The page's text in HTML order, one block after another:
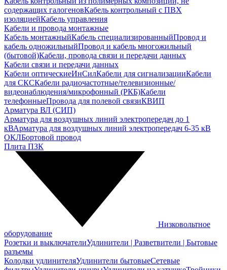
содержащих галогеновКабель контрольный с ПВХ
изоляциейКабель управления
Кабели и провода монтажные
Кабель монтажныйКабель специализированныйПровод и
кабель одножильныйПровод и кабель многожильный
(бытовой)Кабели, провода связи и передачи данных
Кабели связи и передачи данных
Кабели оптическиеИнСилКабели для сигнализацииКабели
для СКСКабели радиочастотные/телевизионные/
видеонаблюдения/микрофонный (РКБ)Кабели
телефонныеПровода для полевой связиКВИП
Арматура ВЛ (СИП)
Арматура для воздушных линий электропередач до 1
кВАрматура для воздушных линий электропередач 6-35 кВ
ОКЛБортовой провод
Плита ПЗК
Низковольтное
оборудование
Розетки и выключателиУдлинители | Разветвители | Бытовые
разъемы
Колодки удлинителяУдлинители бытовыеСетевые